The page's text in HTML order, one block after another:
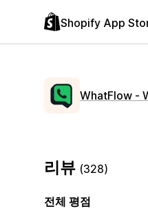
Shopify App
WhatFlow ‑
리뷰 (328)
전체 평점